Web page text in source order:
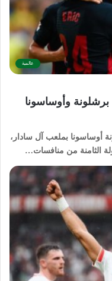
عالمية
برشلونة وأوساسونا
أوساسونا بملعب آل سادار،
الثامنة من منافسات…